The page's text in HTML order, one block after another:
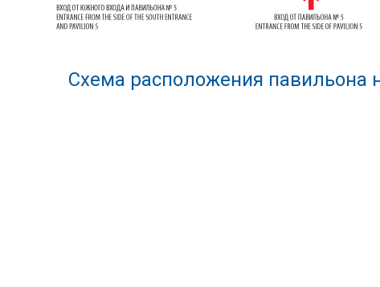
Схема расположения павильона